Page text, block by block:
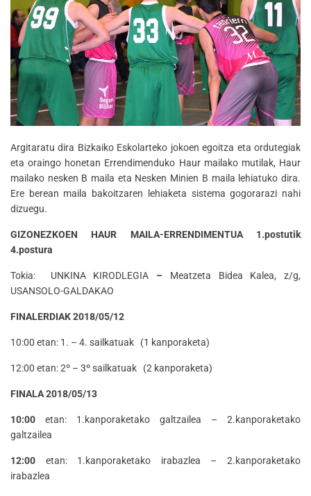
Argitaratu dira Bizkaiko Eskolarteko jokoen egoitza eta ordutegiak
eta oraingo honetan Errendimenduko Haur mailako mutilak, Haur
mailako nesken B maila eta Nesken Minien B maila lehiatuko dira.
Ere berean maila bakoitzaren lehiaketa sistema gogorarazi nahi
dizuegu.
GIZONEZKOEN HAUR MAILA-ERRENDIMENTUA 1.postutik
4.postura
Tokia: UNKINA KIRODLEGIA – Meatzeta Bidea Kalea, z/g,
USANSOLO-GALDAKAO
FINALERDIAK 2018/05/12
10:00 etan: 1. – 4. sailkatuak (1 kanporaketa)
12:00 etan: 2º – 3º sailkatuak (2 kanporaketa)
FINALA 2018/05/13
10:00 etan: 1.kanporaketako galtzailea – 2.kanporaketako
galtzailea
12:00 etan: 1.kanporaketako irabazlea – 2.kanporaketako
irabazlea